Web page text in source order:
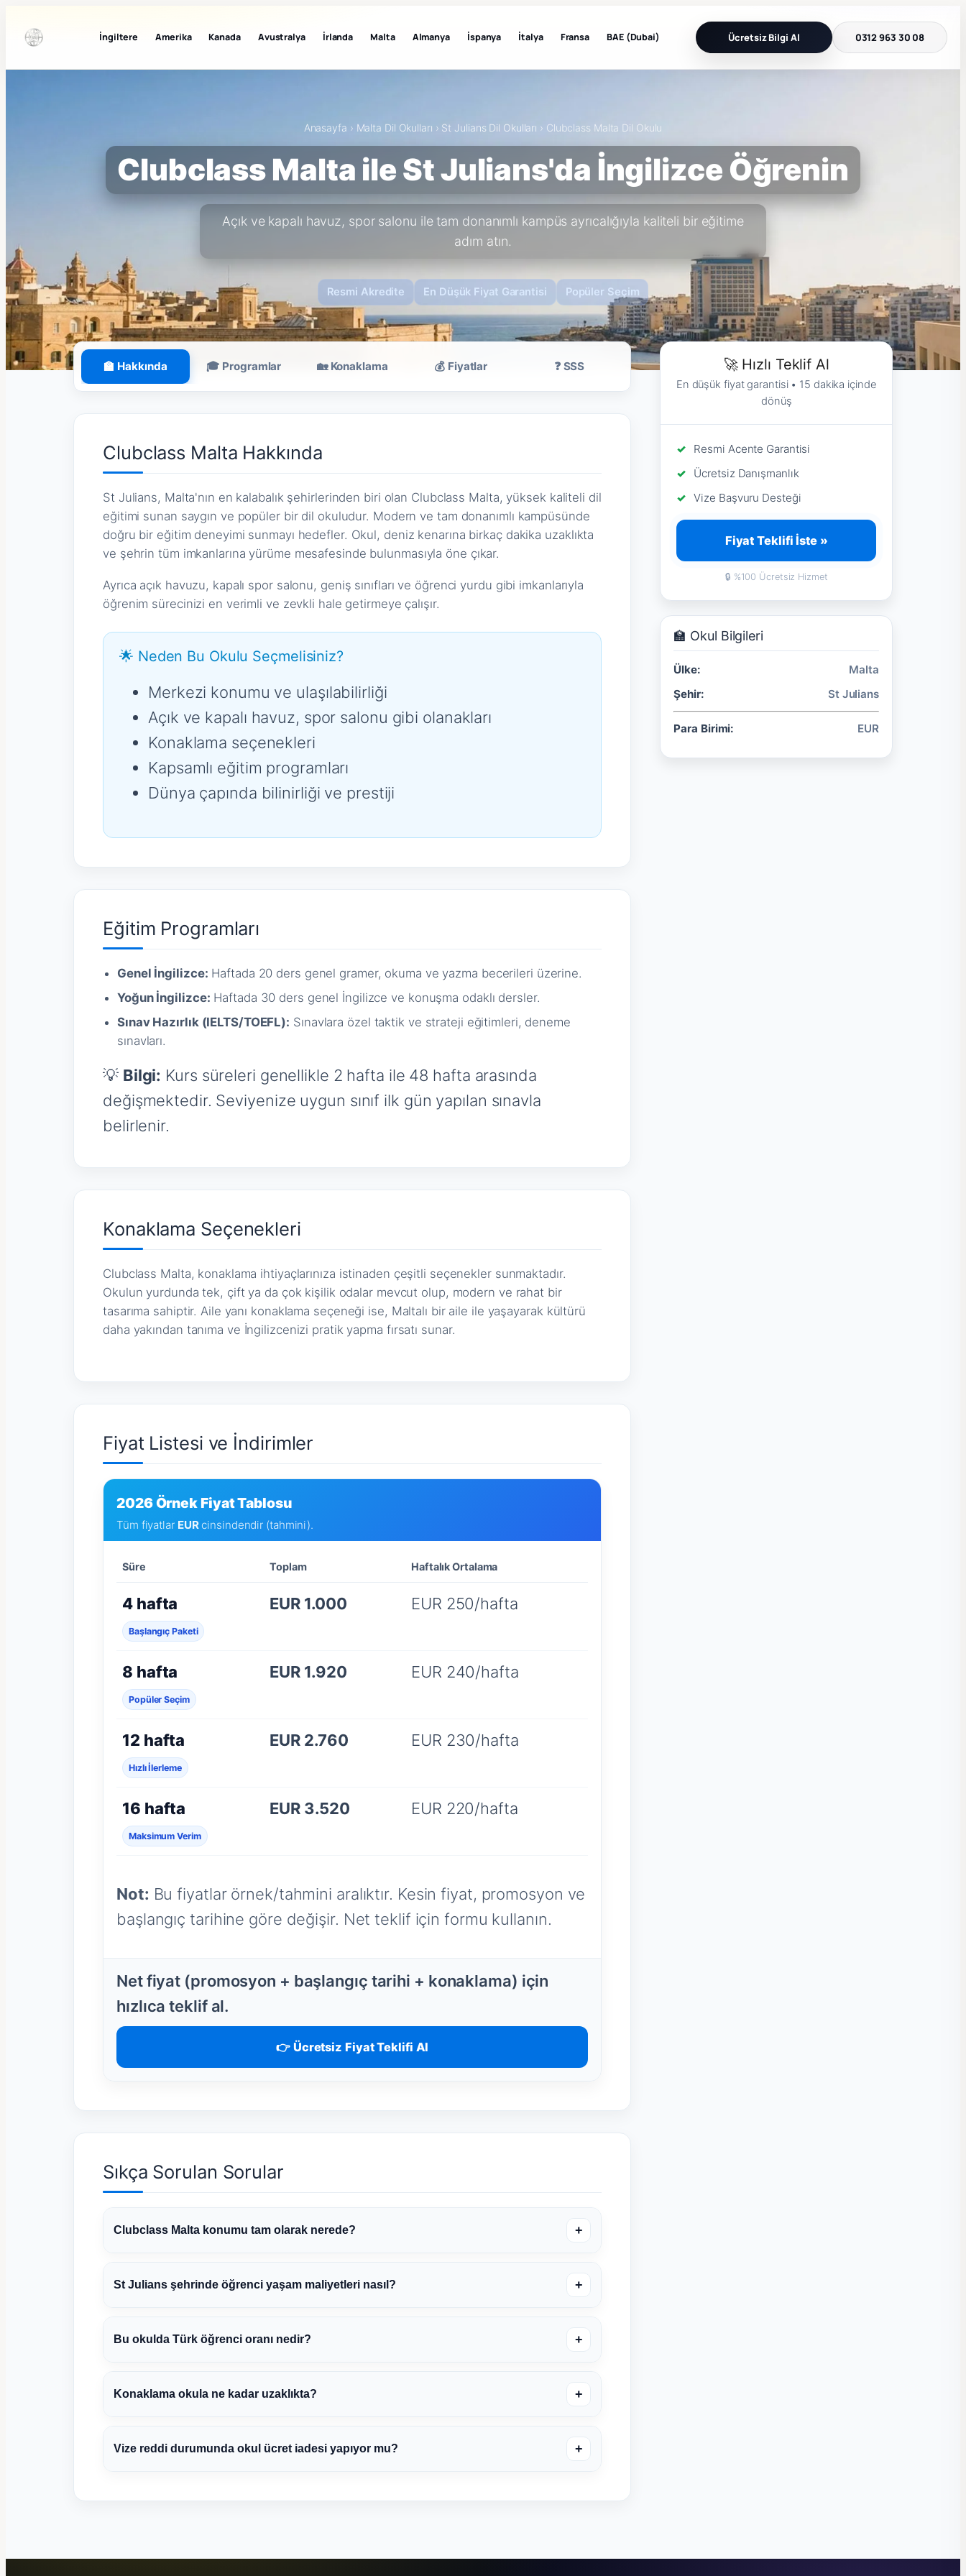
İngiltere Amerika Kanada Avustralya İrlanda Malta Almanya İspanya İtalya Fransa BAE (Dubai) Ücretsiz Bilgi Al 0312 963 30 08
Anasayfa › Malta Dil Okulları › St Julians Dil Okulları › Clubclass Malta Dil Okulu
Clubclass Malta ile St Julians'da İngilizce Öğrenin
Açık ve kapalı havuz, spor salonu ile tam donanımlı kampüs ayrıcalığıyla kaliteli bir eğitime
adım atın.
Resmi Akredite En Düşük Fiyat Garantisi Popüler Seçim
🏫 Hakkında 🎓 Programlar 🏡 Konaklama 💰 Fiyatlar ❓ SSS
Clubclass Malta Hakkında
St Julians, Malta'nın en kalabalık şehirlerinden biri olan Clubclass Malta, yüksek kaliteli dil
eğitimi sunan saygın ve popüler bir dil okuludur. Modern ve tam donanımlı kampüsünde
doğru bir eğitim deneyimi sunmayı hedefler. Okul, deniz kenarına birkaç dakika uzaklıkta
ve şehrin tüm imkanlarına yürüme mesafesinde bulunmasıyla öne çıkar.
Ayrıca açık havuzu, kapalı spor salonu, geniş sınıfları ve öğrenci yurdu gibi imkanlarıyla
öğrenim sürecinizi en verimli ve zevkli hale getirmeye çalışır.
🌟 Neden Bu Okulu Seçmelisiniz?
Merkezi konumu ve ulaşılabilirliği
Açık ve kapalı havuz, spor salonu gibi olanakları
Konaklama seçenekleri
Kapsamlı eğitim programları
Dünya çapında bilinirliği ve prestiji
Eğitim Programları
Genel İngilizce: Haftada 20 ders genel gramer, okuma ve yazma becerileri üzerine.
Yoğun İngilizce: Haftada 30 ders genel İngilizce ve konuşma odaklı dersler.
Sınav Hazırlık (IELTS/TOEFL): Sınavlara özel taktik ve strateji eğitimleri, deneme
sınavları.
💡 Bilgi: Kurs süreleri genellikle 2 hafta ile 48 hafta arasında
değişmektedir. Seviyenize uygun sınıf ilk gün yapılan sınavla
belirlenir.
Konaklama Seçenekleri
Clubclass Malta, konaklama ihtiyaçlarınıza istinaden çeşitli seçenekler sunmaktadır.
Okulun yurdunda tek, çift ya da çok kişilik odalar mevcut olup, modern ve rahat bir
tasarıma sahiptir. Aile yanı konaklama seçeneği ise, Maltalı bir aile ile yaşayarak kültürü
daha yakından tanıma ve İngilizcenizi pratik yapma fırsatı sunar.
Fiyat Listesi ve İndirimler
2026 Örnek Fiyat Tablosu
Tüm fiyatlar EURcinsindendir (tahmini).
Süre Toplam Haftalık Ortalama
4 hafta
Başlangıç Paketi
EUR 1.000 EUR 250/hafta
8 hafta
Popüler Seçim
EUR 1.920 EUR 240/hafta
12 hafta
Hızlı İlerleme
EUR 2.760 EUR 230/hafta
16 hafta
Maksimum Verim
EUR 3.520 EUR 220/hafta
Not: Bu fiyatlar örnek/tahmini aralıktır. Kesin fiyat, promosyon ve
başlangıç tarihine göre değişir. Net teklif için formu kullanın.
Net fiyat (promosyon + başlangıç tarihi + konaklama) için
hızlıca teklif al.
👉 Ücretsiz Fiyat Teklifi Al
Sıkça Sorulan Sorular
Clubclass Malta konumu tam olarak nerede? +
St Julians şehrinde öğrenci yaşam maliyetleri nasıl? +
Bu okulda Türk öğrenci oranı nedir? +
Konaklama okula ne kadar uzaklıkta? +
Vize reddi durumunda okul ücret iadesi yapıyor mu? +
🚀 Hızlı Teklif Al
En düşük fiyat garantisi • 15 dakika içinde
dönüş
Resmi Acente Garantisi
Ücretsiz Danışmanlık
Vize Başvuru Desteği
Fiyat Teklifi İste »
🔒 %100 Ücretsiz Hizmet
🏫 Okul Bilgileri
Ülke:
Malta
Şehir:
St Julians
Para Birimi: EUR